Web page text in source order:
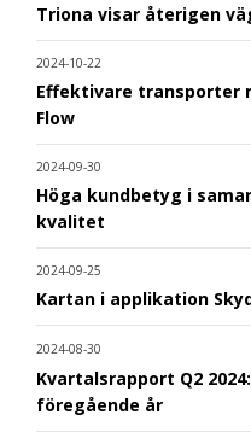
Triona visar återigen
2024-10-22
Effektivare transporter
Flow
2024-09-30
Höga kundbetyg i
kvalitet
2024-09-25
Kartan i applikation
2024-08-30
Kvartalsrapport Q2
föregående år